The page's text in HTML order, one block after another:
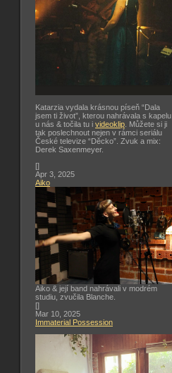
Katarzia vydala krásnou píseň “Dala
jsem ti život”, kterou nahrávala s kapelu
u nás & točila tu i videoklip . Můžete si ji
tak poslechnout nejen v rámci seriálu
České televize “Děcko”. Zvuk a mix:
Derek Saxenmeyer.
[]
Apr 3, 2025
Aiko
Aiko & její band nahrávali v modrém
studiu, zvučila Blanche.
[]
Mar 10, 2025
Immaterial Possession